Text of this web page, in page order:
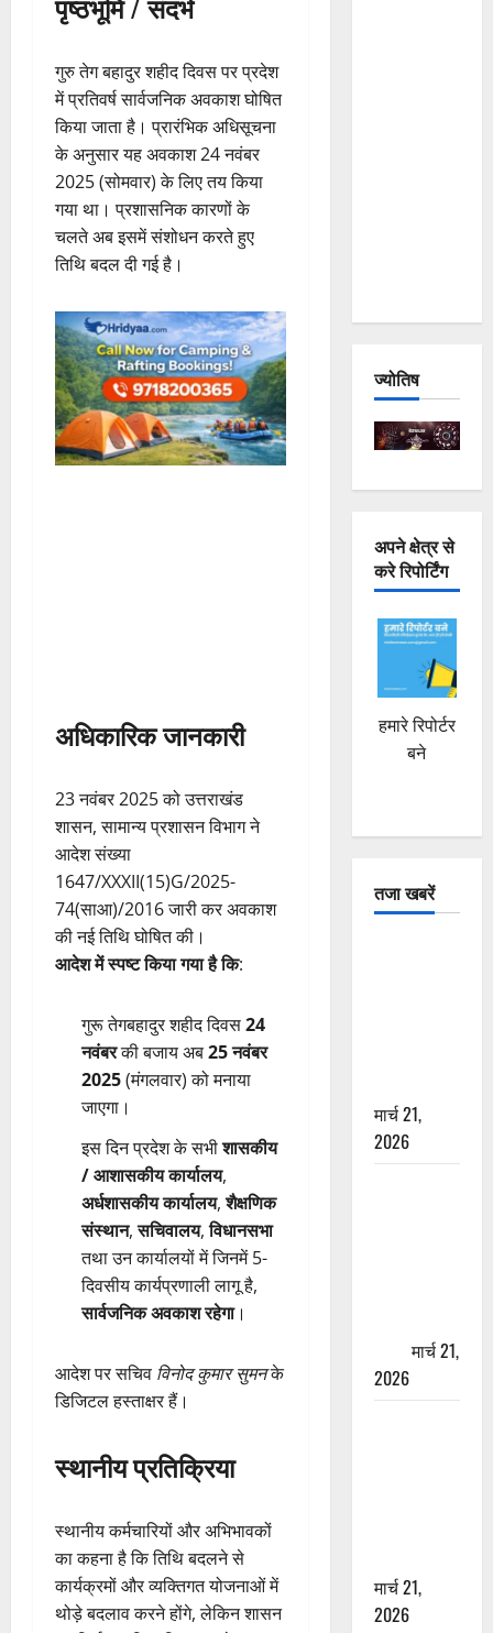
गुरु तेग बहादुर शहीद दिवस पर प्रदेश
में प्रतिवर्ष सार्वजनिक अवकाश घोषित
किया जाता है। प्रारंभिक अधिसूचना
के अनुसार यह अवकाश 24 नवंबर
2025 (सोमवार) के लिए तय किया
गया था। प्रशासनिक कारणों के
चलते अब इसमें संशोधन करते हुए
तिथि बदल दी गई है।
अधिकारिक जानकारी
23 नवंबर 2025 को उत्तराखंड
शासन, सामान्य प्रशासन विभाग ने
आदेश संख्या
1647/XXXII(15)G/2025-
74(साआ)/2016 जारी कर अवकाश
की नई तिथि घोषित की।
आदेश में स्पष्ट किया गया है कि:
गुरू तेगबहादुर शहीद दिवस24
नवंबरकी बजाय अब25 नवंबर
2025(मंगलवार) को मनाया
जाएगा।
इस दिन प्रदेश के सभीशासकीय
/ आशासकीय कार्यालय,
अर्धशासकीय कार्यालय,शैक्षणिक
संस्थान,सचिवालय,विधानसभा
तथा उन कार्यालयों में जिनमें 5-
दिवसीय कार्यप्रणाली लागू है,
सार्वजनिक अवकाश रहेगा।
आदेश पर सचिव विनोद कुमार सुमनके
डिजिटल हस्ताक्षर हैं।
स्थानीय प्रतिक्रिया
स्थानीय कर्मचारियों और अभिभावकों
का कहना है कि तिथि बदलने से
कार्यक्रमों और व्यक्तिगत योजनाओं में
थोड़े बदलाव करने होंगे, लेकिन शासन
ज्योतिष
अपने क्षेत्र से
करे रिपोर्टिंग
हमारे रिपोर्टर
बने
तजा खबरें
मार्च 21,
2026
मार्च 21,
2026
मार्च 21,
2026